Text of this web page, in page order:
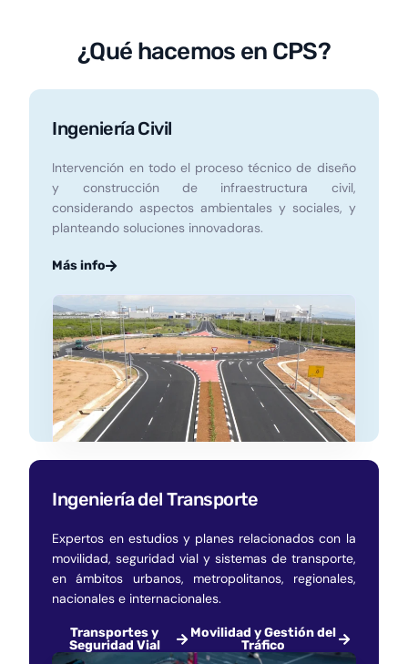
¿Qué hacemos en CPS?
Ingeniería Civil
Intervención en todo el proceso técnico de diseño
y construcción de infraestructura civil,
considerando aspectos ambientales y sociales, y
planteando soluciones innovadoras.
Más info
Ingeniería del Transporte
Expertos en estudios y planes relacionados con la
movilidad, seguridad vial y sistemas de transporte,
en ámbitos urbanos, metropolitanos, regionales,
nacionales e internacionales.
Transportes y
Seguridad Vial
Movilidad y Gestión del
Tráfico